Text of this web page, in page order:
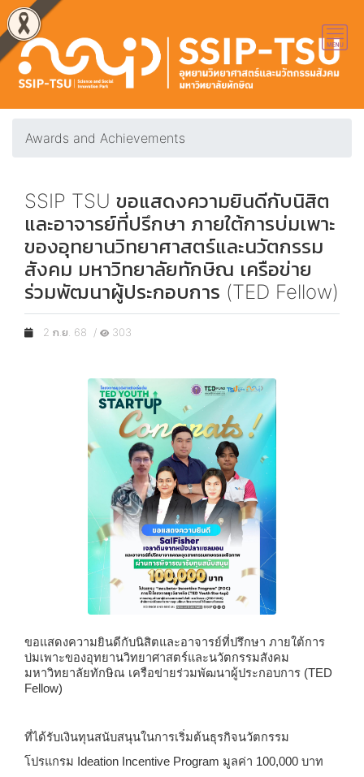
Awards and Achievements
SSIP TSU ขอแสดงความยินดีกับนิสิต
และอาจารย์ที่ปรึกษา ภายใต้การบ่มเพาะ
ของอุทยานวิทยาศาสตร์และนวัตกรรม
สังคม มหาวิทยาลัยทักษิณ เครือข่าย
ร่วมพัฒนาผู้ประกอบการ (TED Fellow)
2 ก.ย. 68 / 303
ขอแสดงความยินดีกับนิสิตและอาจารย์ที่ปรึกษา ภายใต้การ
บ่มเพาะของอุทยานวิทยาศาสตร์และนวัตกรรมสังคม
มหาวิทยาลัยทักษิณ เครือข่ายร่วมพัฒนาผู้ประกอบการ (TED
Fellow)
ที่ได้รับเงินทุนสนับสนุนในการเริ่มต้นธุรกิจนวัตกรรม
โปรแกรม Ideation Incentive Program มูลค่า 100,000 บาท